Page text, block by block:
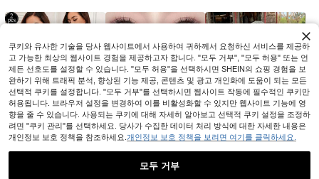
2,168
쿠키와 유사한 기술을 당사 웹사이트에서 사용하여 귀하께서 요청하신 서비스를 제공하
고 가능한 최상의 웹사이트 경험을 제공하고자 합니다. "모두 거부", "모두 허용" 또는 언
제든 선호도를 설정할 수 있습니다. "모두 허용"을 선택하시면 SHEIN의 쇼핑 경험을 보
완하기 위해 트래픽 분석, 향상된 기능 제공, 콘텐츠 및 광고 개인화에 도움이 되는 모든
선택적 쿠키를 설정합니다. "모두 거부"를 선택하시면 웹사이트 작동에 필수적인 쿠키만
허용됩니다. 브라우저 설정을 변경하여 이를 비활성화할 수 있지만 웹사이트 기능에 영
향을 줄 수 있습니다. 사용되는 쿠키에 대해 자세히 알아보고 선택적 쿠키 설정을 조정하
려면 "쿠키 관리"를 선택하세요. 당사가 수집한 데이터 처리 방식에 대한 자세한 내용은
개인정보 보호 정책을 참조하세요. 개인정보 보호 정책을 보려면 여기를 클릭하세요.
모두 거부